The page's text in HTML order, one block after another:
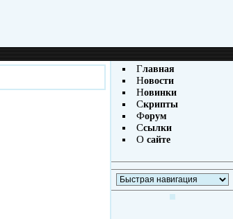
Главная
Новости
Новинки
Скрипты
Форум
Ссылки
Осайте